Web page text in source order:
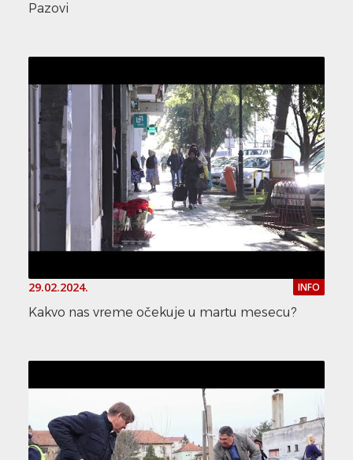
Pazovi
29.02.2024. INFO
Kakvo nas vreme očekuje u martu mesecu?